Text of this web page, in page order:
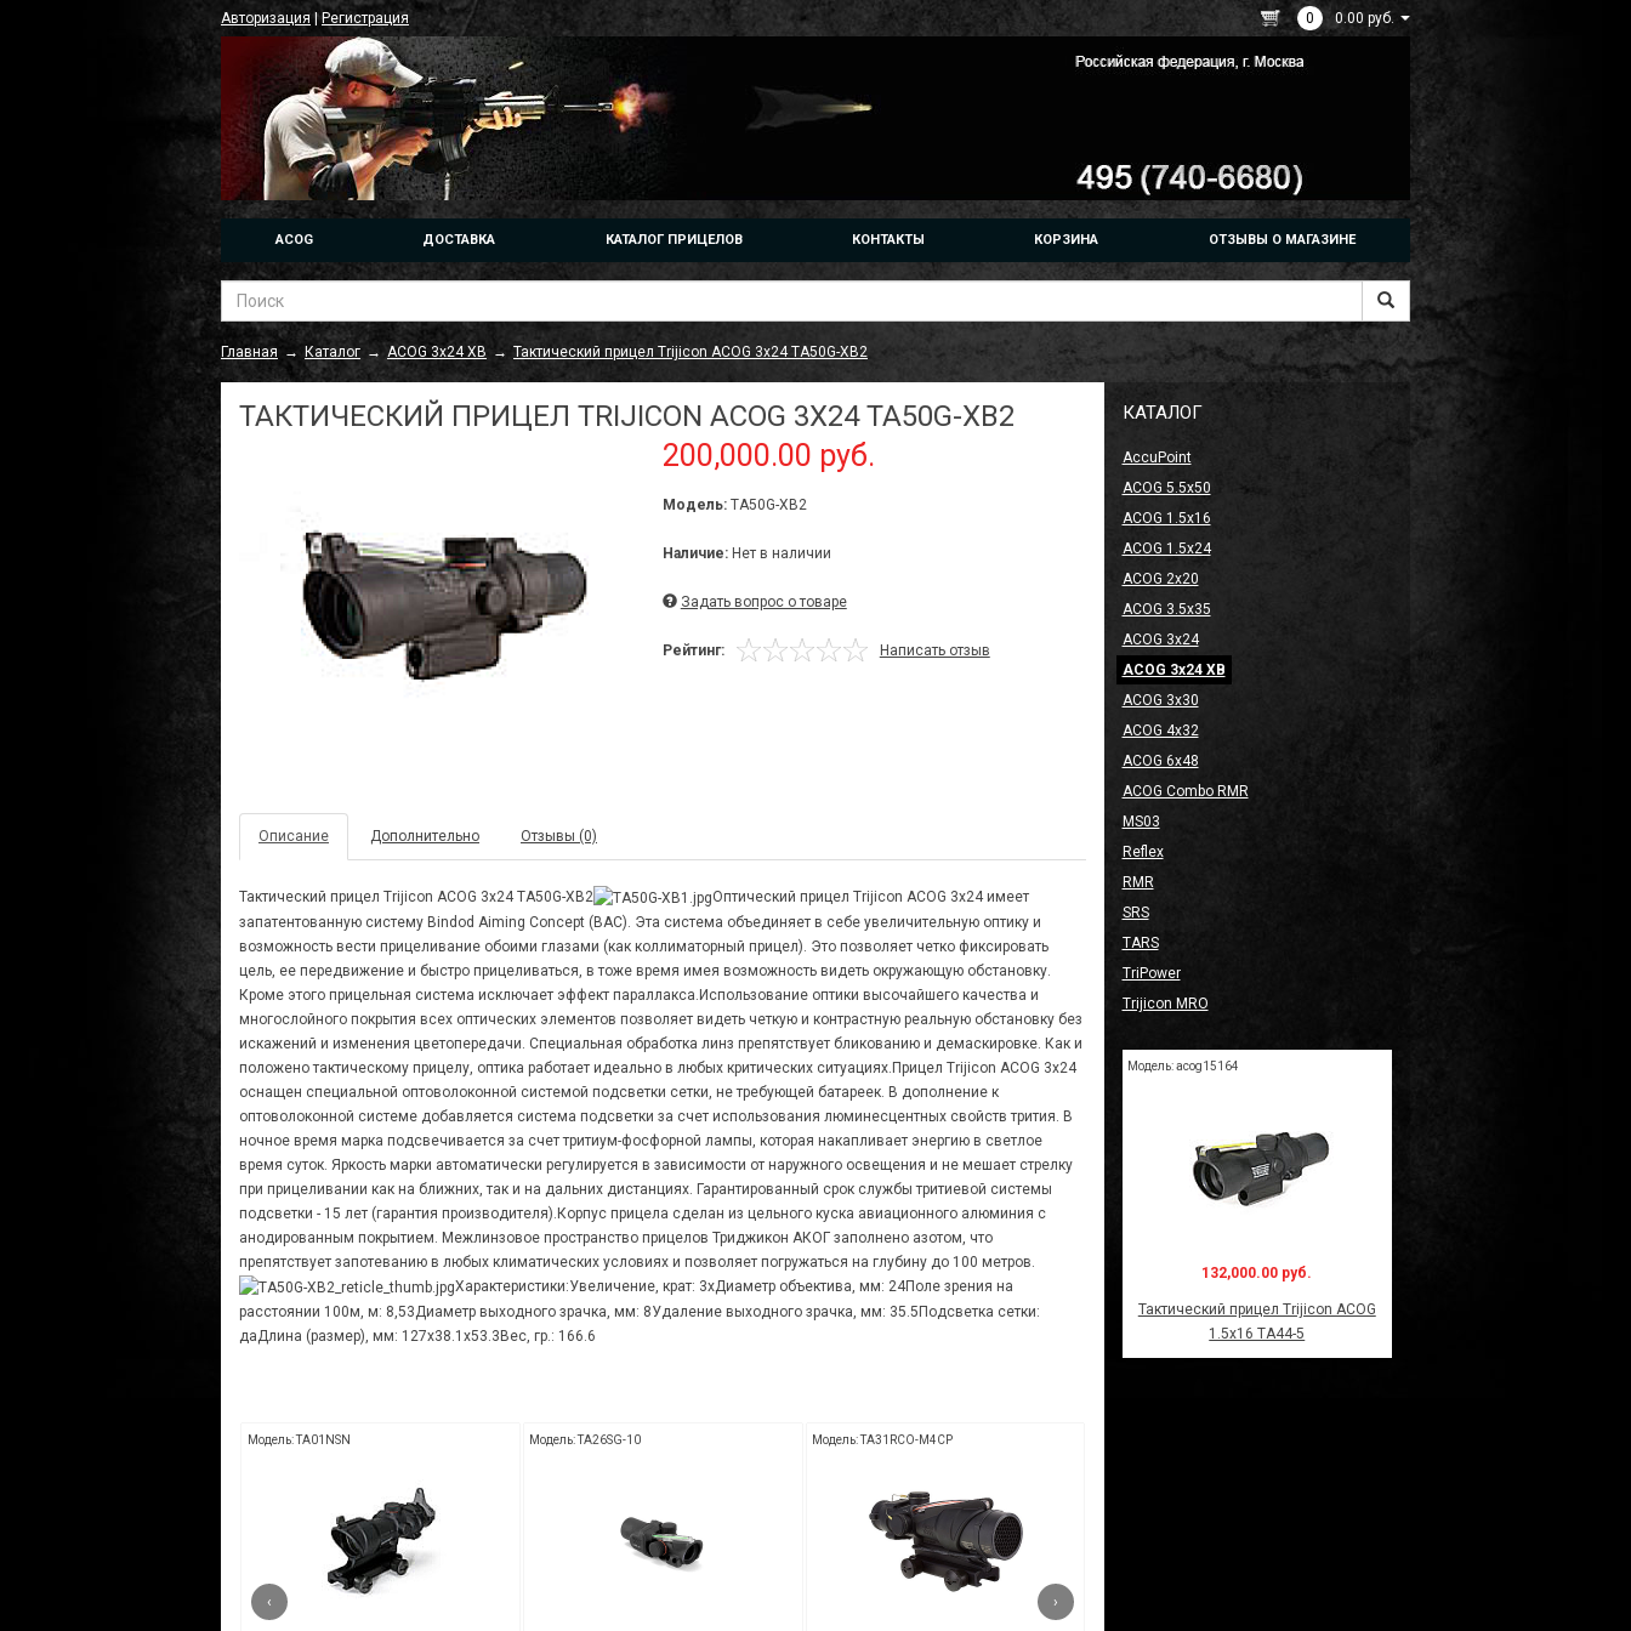
Авторизация|Регистрация 0 0.00 руб.
ACOG ДОСТАВКА КАТАЛОГ ПРИЦЕЛОВ КОНТАКТЫ КОРЗИНА ОТЗЫВЫ О МАГАЗИНЕ
Главная → Каталог → ACOG 3x24 XB → Тактический прицел Trijicon ACOG 3x24 TA50G-XB2
ТАКТИЧЕСКИЙ ПРИЦЕЛ TRIJICON ACOG 3X24 TA50G-XB2
200,000.00 руб.
Модель:TA50G-XB2
Наличие: Нет в наличии
Задать вопрос о товаре
Рейтинг: Написать отзыв
Описание Дополнительно Отзывы (0)
Тактический прицел Trijicon ACOG 3x24 TA50G-XB2
Оптический прицел Trijicon ACOG 3x24 имеет
запатентованную систему Bindod Aiming Concept (BAC). Эта система объединяет в себе увеличительную оптику и
возможность вести прицеливание обоими глазами (как коллиматорный прицел). Это позволяет четко фиксировать
цель, ее передвижение и быстро прицеливаться, в тоже время имея возможность видеть окружающую обстановку.
Кроме этого прицельная система исключает эффект параллакса.Использование оптики высочайшего качества и
многослойного покрытия всех оптических элементов позволяет видеть четкую и контрастную реальную обстановку без
искажений и изменения цветопередачи. Специальная обработка линз препятствует бликованию и демаскировке. Как и
положено тактическому прицелу, оптика работает идеально в любых критических ситуациях.Прицел Trijicon ACOG 3x24
оснащен специальной оптоволоконной системой подсветки сетки, не требующей батареек. В дополнение к
оптоволоконной системе добавляется система подсветки за счет использования люминесцентных свойств трития. В
ночное время марка подсвечивается за счет тритиум-фосфорной лампы, которая накапливает энергию в светлое
время суток. Яркость марки автоматически регулируется в зависимости от наружного освещения и не мешает стрелку
при прицеливании как на ближних, так и на дальних дистанциях. Гарантированный срок службы тритиевой системы
подсветки - 15 лет (гарантия производителя).Корпус прицела сделан из цельного куска авиационного алюминия с
анодированным покрытием. Межлинзовое пространство прицелов Триджикон АКОГ заполнено азотом, что
препятствует запотеванию в любых климатических условиях и позволяет погружаться на глубину до 100 метров.
Характеристики:Увеличение, крат: 3xДиаметр объектива, мм: 24Поле зрения на
расстоянии 100м, м: 8,53Диаметр выходного зрачка, мм: 8Удаление выходного зрачка, мм: 35.5Подсветка сетки:
даДлина (размер), мм: 127x38.1x53.3Вес, гр.: 166.6
Модель: TA01NSN Модель: TA26SG-10 Модель: TA31RCO-M4CP
‹ ›
КАТАЛОГ
AccuPoint
ACOG 5.5x50
ACOG 1.5x16
ACOG 1.5x24
ACOG 2x20
ACOG 3.5x35
ACOG 3x24
ACOG 3x24 XB
ACOG 3x30
ACOG 4x32
ACOG 6x48
ACOG Combo RMR
MS03
Reflex
RMR
SRS
TARS
TriPower
Trijicon MRO
Модель: acog15164
132,000.00 руб.
Тактический прицел Trijicon ACOG
1.5x16 TA44-5